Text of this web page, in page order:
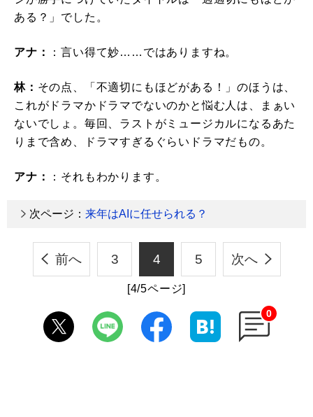
ある？」でした。
アナ： ：言い得て妙……ではありますね。
林： その点、「不適切にもほどがある！」のほうは、
これがドラマかドラマでないのかと悩む人は、まぁい
ないでしょ。毎回、ラストがミュージカルになるあた
りまで含め、ドラマすぎるぐらいドラマだもの。
アナ： ：それもわかります。
次ページ： 来年はAIに任せられる？
前へ 3 4 5 次へ
[4/5ページ]
0